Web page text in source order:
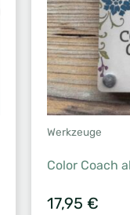
Werkzeuge
Color Coach
17,95 €